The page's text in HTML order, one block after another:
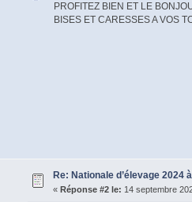
PROFITEZ BIEN ET LE
BISES ET CARESSES A VOS
Re: Nationale d’élevage 2024
« Réponse #2 le: 14 septembre